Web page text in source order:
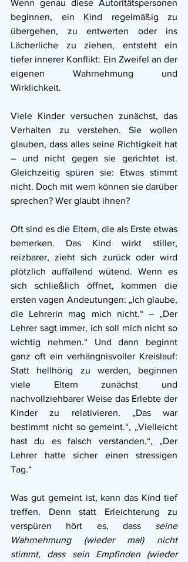
Wenn genau diese Autoritätspersonen
beginnen, ein Kind regelmäßig zu
übergehen, zu entwerten oder ins
Lächerliche zu ziehen, entsteht ein
tiefer innerer Konflikt: Ein Zweifel an der
eigenen Wahrnehmung und
Wirklichkeit.
Viele Kinder versuchen zunächst, das
Verhalten zu verstehen. Sie wollen
glauben, dass alles seine Richtigkeit hat
– und nicht gegen sie gerichtet ist.
Gleichzeitig spüren sie: Etwas stimmt
nicht. Doch mit wem können sie darüber
sprechen? Wer glaubt ihnen?
Oft sind es die Eltern, die als Erste etwas
bemerken. Das Kind wirkt stiller,
reizbarer, zieht sich zurück oder wird
plötzlich auffallend wütend. Wenn es
sich schließlich öffnet, kommen die
ersten vagen Andeutungen: „Ich glaube,
die Lehrerin mag mich nicht.“ – „Der
Lehrer sagt immer, ich soll mich nicht so
wichtig nehmen.“ Und dann beginnt
ganz oft ein verhängnisvoller Kreislauf:
Statt hellhörig zu werden, beginnen
viele Eltern zunächst und
nachvollziehbarer Weise das Erlebte der
Kinder zu relativieren. „Das war
bestimmt nicht so gemeint.“, „Vielleicht
hast du es falsch verstanden.“, „Der
Lehrer hatte sicher einen stressigen
Tag.“
Was gut gemeint ist, kann das Kind tief
treffen. Denn statt Erleichterung zu
verspüren hört es, dass seine
Wahrnehmung (wieder mal) nicht
stimmt, dass sein Empfinden (wieder